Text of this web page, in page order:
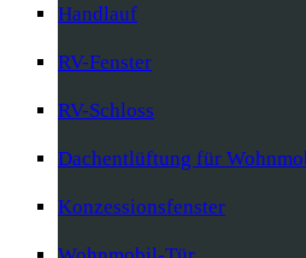
Handlauf
RV-Fenster
RV-Schloss
Dachentlüftung für
Konzessionsfenster